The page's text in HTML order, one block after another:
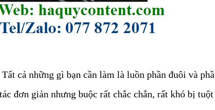
cả những gì bạn cần làm là luồn phần đuôi và
đơn giản nhưng buộc rất chắc chắn, rất khó bị